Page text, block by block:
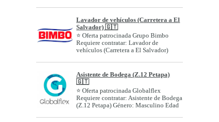
Lavador de vehículos (Carretera a El
Salvador) 🇬🇹
⭐ Oferta patrocinada Grupo Bimbo
Requiere contratar: Lavador de
vehículos (Carretera a El Salvador)
Asistente de Bodega (Z.12 Petapa)
🇬🇹
⭐ Oferta patrocinada Globalflex
Requiere contratar: Asistente de Bodega
(Z.12 Petapa) Género: Masculino Edad